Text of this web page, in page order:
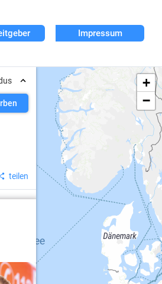
Impressum
teilen
+
−